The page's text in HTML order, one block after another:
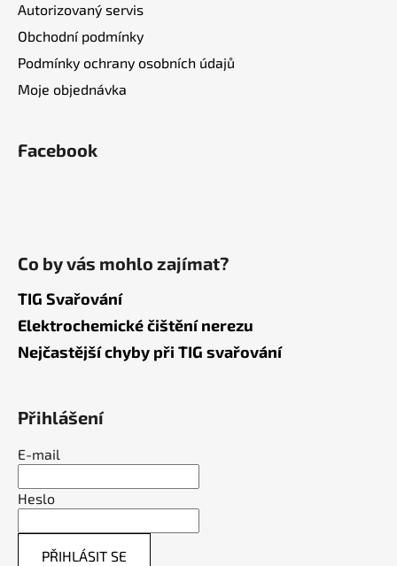
Autorizovaný servis
Obchodní podmínky
Podmínky ochrany osobních údajů
Moje objednávka
Facebook
Co by vás mohlo zajímat?
TIG Svařování
Elektrochemické čištění nerezu
Nejčastější chyby při TIG svařování
Přihlášení
E-mail
Heslo
PŘIHLÁSIT SE